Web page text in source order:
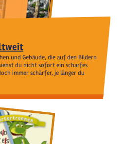
und Gebäude, die auf den Bildern
du nicht sofort ein scharfes
immer schärfer, je länger du